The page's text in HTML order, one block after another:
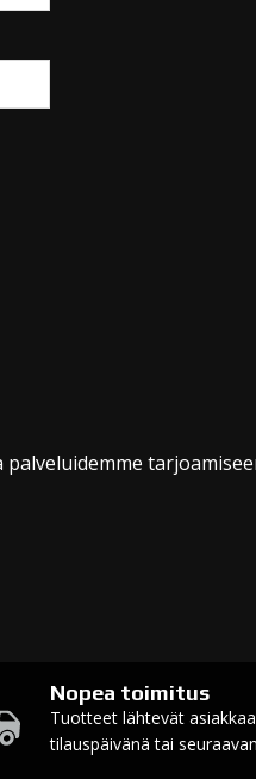
Nopea toimitus
Tuotteet lähtevät
tilauspäivänä tai